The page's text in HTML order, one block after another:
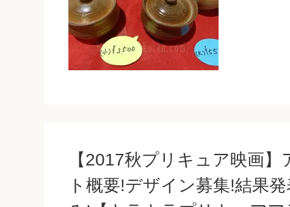
【2017秋プリキュア映画
ト概要!デザイン募集!結果